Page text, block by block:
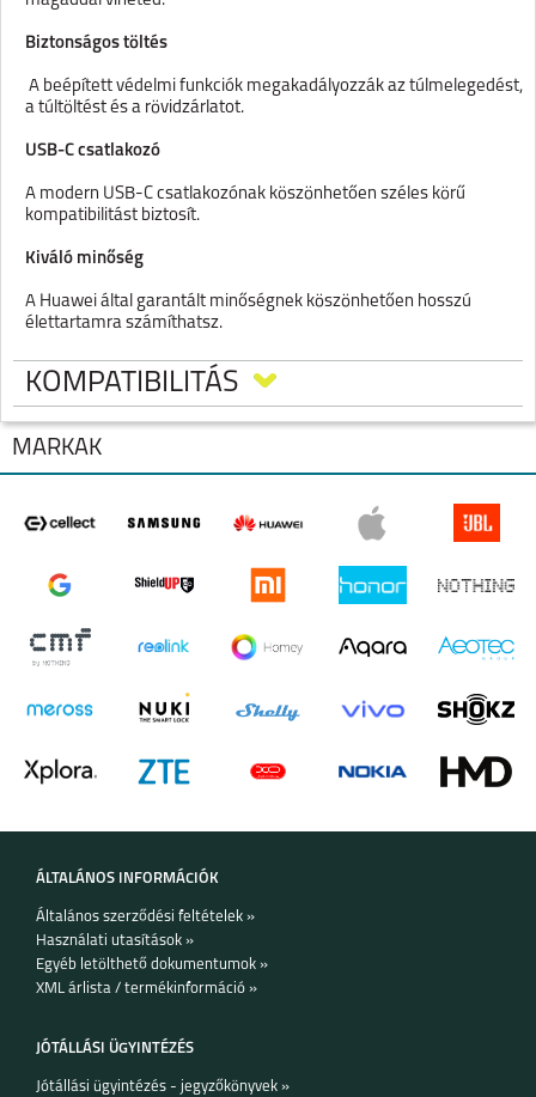
Biztonságos töltés
A beépített védelmi funkciók megakadályozzák az túlmelegedést,
a túltöltést és a rövidzárlatot.
USB-C csatlakozó
A modern USB-C csatlakozónak köszönhetően széles körű
kompatibilitást biztosít.
Kiváló minőség
A Huawei által garantált minőségnek köszönhetően hosszú
élettartamra számíthatsz.
Jellemzők:
- Maximális teljesítmény 22W
- USB kimenet
- Töltési áram és feszültség 5V 2A/4.5A
- Bemenet 100V-240V
- SuperCharge
védelem
KOMPATIBILITÁS
IPHONE 17 PRO MAX IPHONE 17 PRO IPHONE AIR
IPHONE 17 IPHONE 16E IPHONE 16 PRO MAX
IPHONE 16 PLUS IPHONE 16 PRO
MÁRKÁK
ÁLTALÁNOS INFORMÁCIÓK
Általános szerződési feltételek »
Használati utasítások »
Egyéb letölthető dokumentumok »
XML árlista / termékinformáció »
JÓTÁLLÁSI ÜGYINTÉZÉS
Jótállási ügyintézés - jegyzőkönyvek »